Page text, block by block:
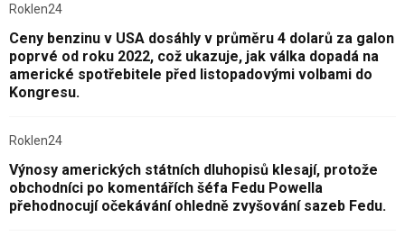
Roklen24
Ceny benzinu v USA dosáhly v průměru 4 dolarů za galon
poprvé od roku 2022, což ukazuje, jak válka dopadá na
americké spotřebitele před listopadovými volbami do
Kongresu.
Roklen24
Výnosy amerických státních dluhopisů klesají, protože
obchodníci po komentářích šéfa Fedu Powella
přehodnocují očekávání ohledně zvyšování sazeb Fedu.